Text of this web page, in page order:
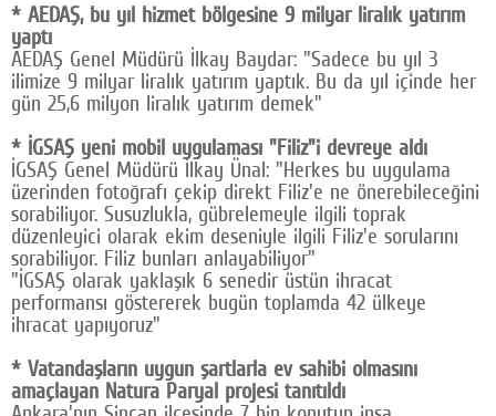
Yazarlar
Künye
SOSYAL MEDYA
Facebook
Twitter
Google Plus
© 2026 TÜM HAKLARI SAKLIDIR
* AEDAŞ, bu yıl hizmet bölgesine 9 milyar liralık yatırım
yaptı
AEDAŞ Genel Müdürü İlkay Baydar: "Sadece bu yıl 3
ilimize 9 milyar liralık yatırım yaptık. Bu da yıl içinde her
gün 25,6 milyon liralık yatırım demek"
* İGSAŞ yeni mobil uygulaması "Filiz"i devreye aldı
İGSAŞ Genel Müdürü İlkay Ünal: "Herkes bu uygulama
üzerinden fotoğrafı çekip direkt Filiz'e ne önerebileceğini
sorabiliyor. Susuzlukla, gübrelemeyle ilgili toprak
düzenleyici olarak ekim deseniyle ilgili Filiz'e sorularını
sorabiliyor. Filiz bunları anlayabiliyor"
"İGSAŞ olarak yaklaşık 6 senedir üstün ihracat
performansı göstererek bugün toplamda 42 ülkeye
ihracat yapıyoruz"
* Vatandaşların uygun şartlarla ev sahibi olmasını
amaçlayan Natura Paryal projesi tanıtıldı